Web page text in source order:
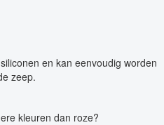
en kan eenvoudig worden
zeep.
kleuren dan roze?